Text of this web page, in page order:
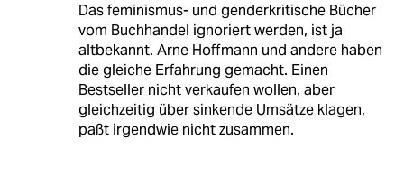
Das feminismus- und genderkritische Bücher
vom Buchhandel ignoriert werden, ist ja
altbekannt. Arne Hoffmann und andere haben
die gleiche Erfahrung gemacht. Einen
Bestseller nicht verkaufen wollen, aber
gleichzeitig über sinkende Umsätze klagen,
paßt irgendwie nicht zusammen.